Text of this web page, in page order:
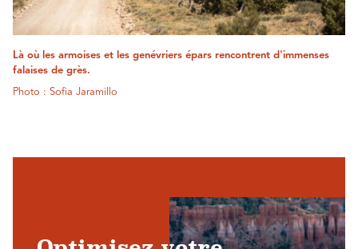
Là où les armoises et les genévriers épars rencontrent d'immenses
falaises de grès.
Photo : Sofia Jaramillo